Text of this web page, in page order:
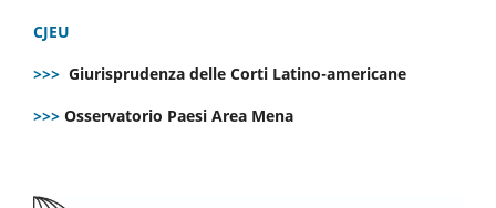
CJEU
>>> Giurisprudenza delle Corti Latino-americane
>>> Osservatorio Paesi Area Mena